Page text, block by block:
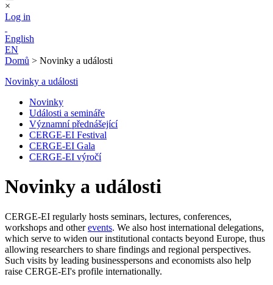
×
Log in
English
EN
Domů > Novinky a události
Novinky a události
Novinky
Události a semináře
Významní přednášející
CERGE-EI Festival
CERGE-EI Gala
CERGE-EI výročí
Novinky a události
CERGE-EI regularly hosts seminars, lectures, conferences,
workshops and otherevents. We also host international delegations,
which serve to widen our institutional contacts beyond Europe, thus
allowing researchers to share findings and regional perspectives.
Such visits by leading businesspersons and economists also help
raise CERGE-EI's profile internationally.